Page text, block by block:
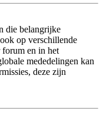
die belangrijke
op verschillende
forum en in het
mededelingen kan
deze zijn